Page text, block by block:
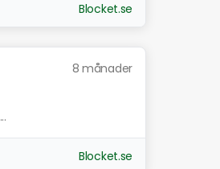
Blocket.se
8 månader
Blocket.se